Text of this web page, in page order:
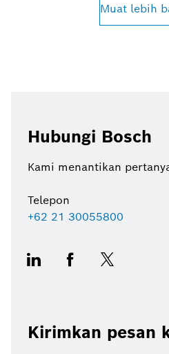
Muat lebih
Hubungi Bosch
Kami menantikan
Telepon
+62 21 30055800
Kirimkan pesan